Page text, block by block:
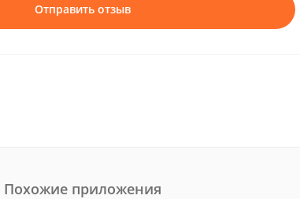
Отправить отзыв
Похожие приложения